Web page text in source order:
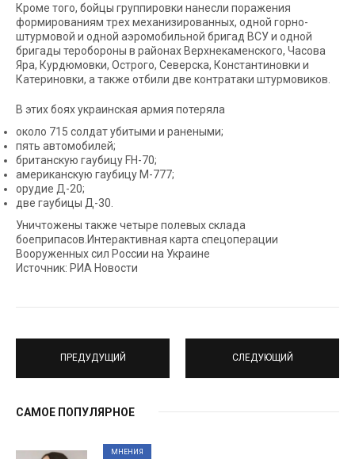
Кроме того, бойцы группировки нанесли поражения
формированиям трех механизированных, одной горно-
штурмовой и одной аэромобильной бригад ВСУ и одной
бригады теробороны в районах Верхнекаменского, Часова
Яра, Курдюмовки, Острого, Северска, Константиновки и
Катериновки, а также отбили две контратаки штурмовиков.
В этих боях украинская армия потеряла
около 715 солдат убитыми и ранеными;
пять автомобилей;
британскую гаубицу FH-70;
американскую гаубицу М-777;
орудие Д-20;
две гаубицы Д-30.
Уничтожены также четыре полевых склада
боеприпасов.Интерактивная карта спецоперации
Вооруженных сил России на Украине
Источник: РИА Новости
ПРЕДУДУЩИЙ СЛЕДУЮЩИЙ
САМОЕ ПОПУЛЯРНОЕ
МНЕНИЯ